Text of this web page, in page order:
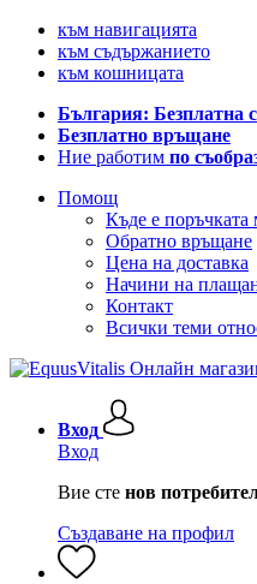
към навигацията
към съдържанието
към кошницата
България: Безплатна
Безплатно връщане
Ние работим по
Помощ
Къде е поръчката
Обратно връщане
Цена на доставка
Начини на
Контакт
Всички теми
Вход
Вход
Вие сте нов
Създаване на профил